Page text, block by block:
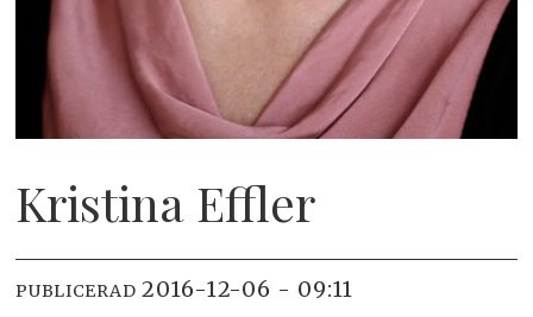
Kristina Effler
PUBLICERAD 2016-12-06 - 09:11